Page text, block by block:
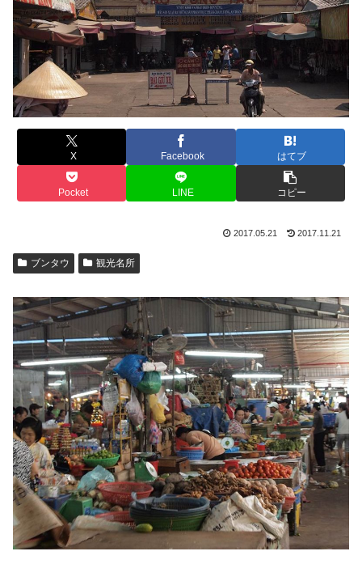
X Facebook はてブ
Pocket LINE コピー
2017.05.21 2017.11.21
ブンタウ 観光名所